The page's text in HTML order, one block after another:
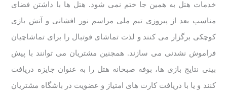
خدمات هتل به همین جا ختم نمی شود. هتل ها با داشتن فضای
مناسب بعد از پیروزی تیم ملی مراسم نور افشانی و آتش بازی
کوچکی برگزار می کنند و لذت تماشای فوتبال را برای تماشاچیان
فراموش نشدنی می سازند. همچنین مشتریان می توانند با پیش
بینی نتایج بازی ها، بوفه صبحانه هتل را به عنوان جایزه دریافت
کنند و یا با دریافت کارت های امتیاز و عضویت در باشگاه مشتریان